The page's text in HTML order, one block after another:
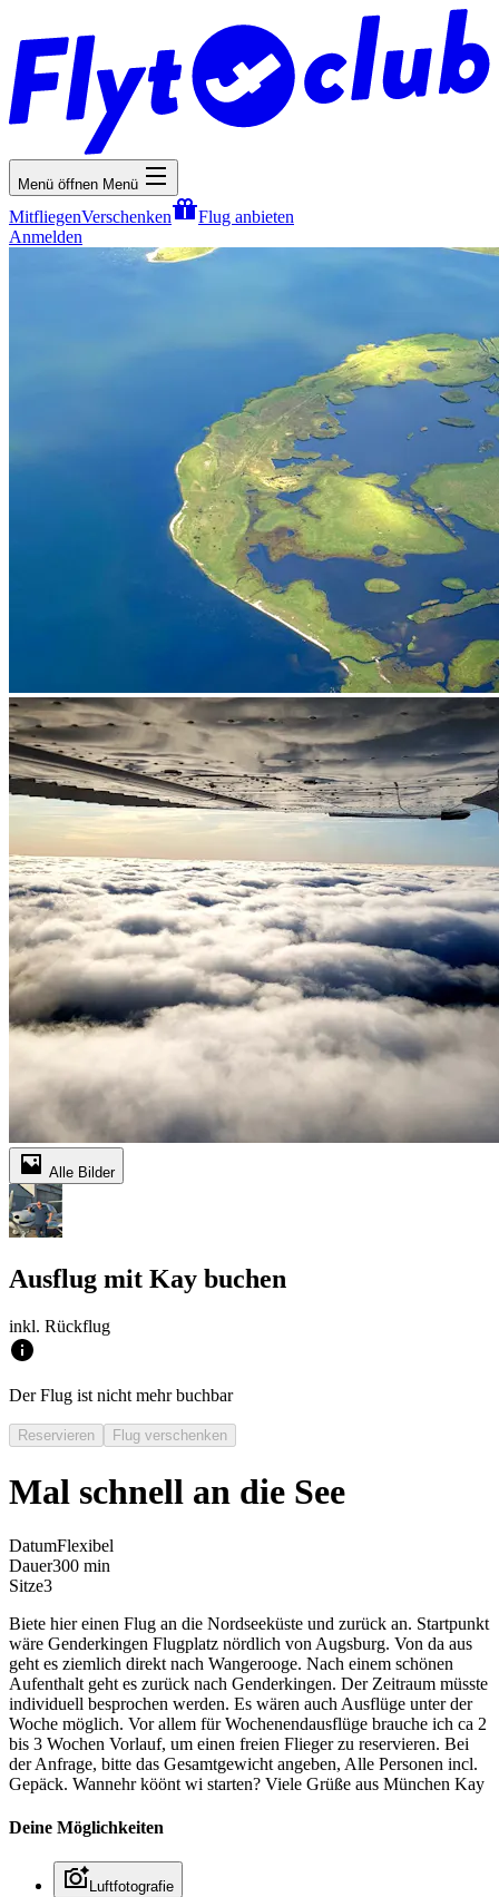
Menü öffnen Menü
MitfliegenVerschenken
Flug anbieten
Anmelden
Alle Bilder
Ausflug mit Kay buchen
inkl. Rückflug
Der Flug ist nicht mehr buchbar
Reservieren Flug verschenken
Mal schnell an die See
DatumFlexibel
Dauer300 min
Sitze3
Biete hier einen Flug an die Nordseeküste und zurück an. Startpunkt
wäre Genderkingen Flugplatz nördlich von Augsburg. Von da aus
geht es ziemlich direkt nach Wangerooge. Nach einem schönen
Aufenthalt geht es zurück nach Genderkingen. Der Zeitraum müsste
individuell besprochen werden. Es wären auch Ausflüge unter der
Woche möglich. Vor allem für Wochenendausflüge brauche ich ca 2
bis 3 Wochen Vorlauf, um einen freien Flieger zu reservieren. Bei
der Anfrage, bitte das Gesamtgewicht angeben, Alle Personen incl.
Gepäck. Wannehr köönt wi starten? Viele Grüße aus München Kay
Deine Möglichkeiten
Luftfotografie